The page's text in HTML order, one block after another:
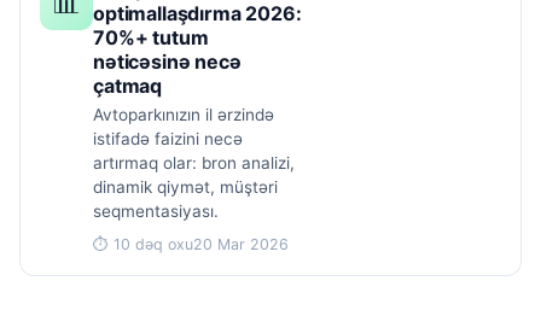
optimallaşdırma 2026:
70%+ tutum
nəticəsinə necə
çatmaq
Avtoparkınızın il ərzində
istifadə faizini necə
artırmaq olar: bron analizi,
dinamik qiymət, müştəri
seqmentasiyası.
⏱ 10 dəq oxu20 Mar 2026